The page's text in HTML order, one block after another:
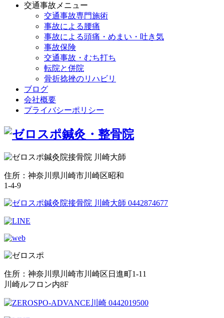
交通事故メニュー
交通事故専門施術
事故による腰痛
事故による頭痛・めまい・吐き気
事故保険
交通事故・むち打ち
転院と併院
骨折捻挫のリハビリ
ブログ
会社概要
プライバシーポリシー
住所：神奈川県川崎市川崎区昭和
1-4-9
住所：神奈川県川崎市川崎区日進町1-11
川崎ルフロン内8F